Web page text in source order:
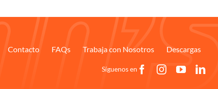
Contacto FAQs Trabaja con Nosotros Descargas
Síguenos en